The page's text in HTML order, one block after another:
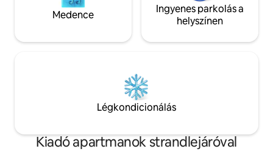
Medence
Ingyenes parkolás a
helyszínen
Légkondicionálás
Kiadó apartmanok strandlejáróval